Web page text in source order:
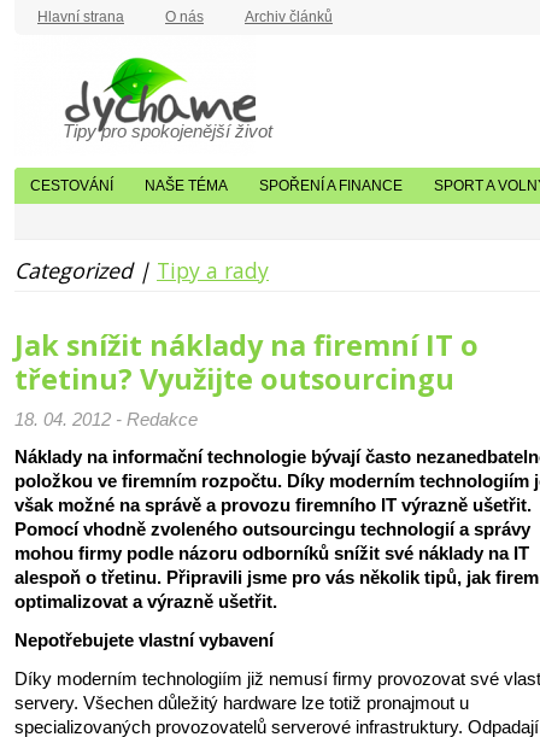
Hlavní strana O nás Archiv článků
Tipy pro spokojenější život
CESTOVÁNÍ NAŠE TÉMA SPOŘENÍ A FINANCE SPORT A
Categorized | Tipy a rady
Jak snížit náklady na firemní IT o
třetinu? Využijte outsourcingu
18. 04. 2012 - Redakce
Náklady na informační technologie bývají často
položkou ve firemním rozpočtu. Díky moderním technologiím
však možné na správě a provozu firemního IT výrazně ušetřit.
Pomocí vhodně zvoleného outsourcingu technologií a správy
mohou firmy podle názoru odborníků snížit své náklady na IT
alespoň o třetinu. Připravili jsme pro vás několik tipů, jak
optimalizovat a výrazně ušetřit.
Nepotřebujete vlastní vybavení
Díky moderním technologiím již nemusí firmy provozovat své
servery. Všechen důležitý hardware lze totiž pronajmout u
specializovaných provozovatelů serverové infrastruktury.